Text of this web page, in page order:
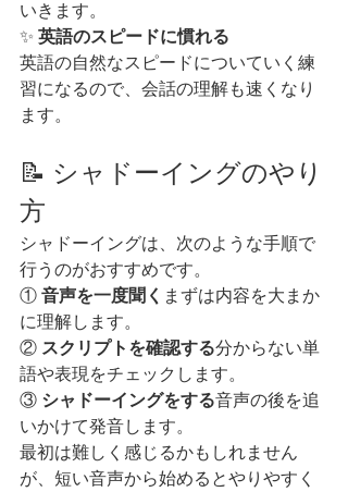
いきます。
✨ 英語のスピードに慣れる
英語の自然なスピードについていく練
習になるので、会話の理解も速くなり
ます。
📝 シャドーイングのやり
方
シャドーイングは、次のような手順で
行うのがおすすめです。
① 音声を一度聞く まずは内容を大まか
に理解します。
② スクリプトを確認する分からない単
語や表現をチェックします。
③ シャドーイングをする音声の後を追
いかけて発音します。
最初は難しく感じるかもしれません
が、短い音声から始めるとやりやすく